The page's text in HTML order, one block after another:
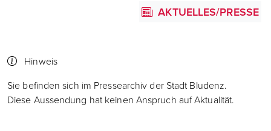
AKTUELLES/PRESSE
Hinweis
Sie befinden sich im Pressearchiv der Stadt Bludenz.
Diese Aussendung hat keinen Anspruch auf Aktualität.